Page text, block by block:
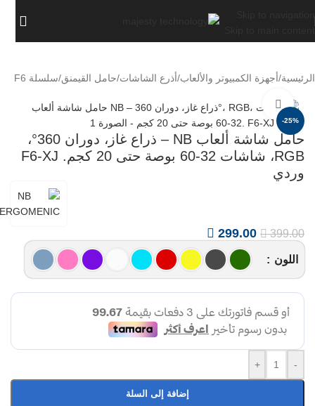
Skip to navigation
الرئيسية/أجهزة الكمبيوتر والألعاب/أذرع الشاشات/حامل القيمنق/سلسلة F6
-25%
اضغط للتكبير
حامل شاشة ألعاب NB – ذراع غاز، دوران 360°،
RGB، شاشات 32-60 بوصة حتى 20 كجم. F6-XJ
وردي
399.00
299.00
اللون
-
+
إضافة إلى السلة